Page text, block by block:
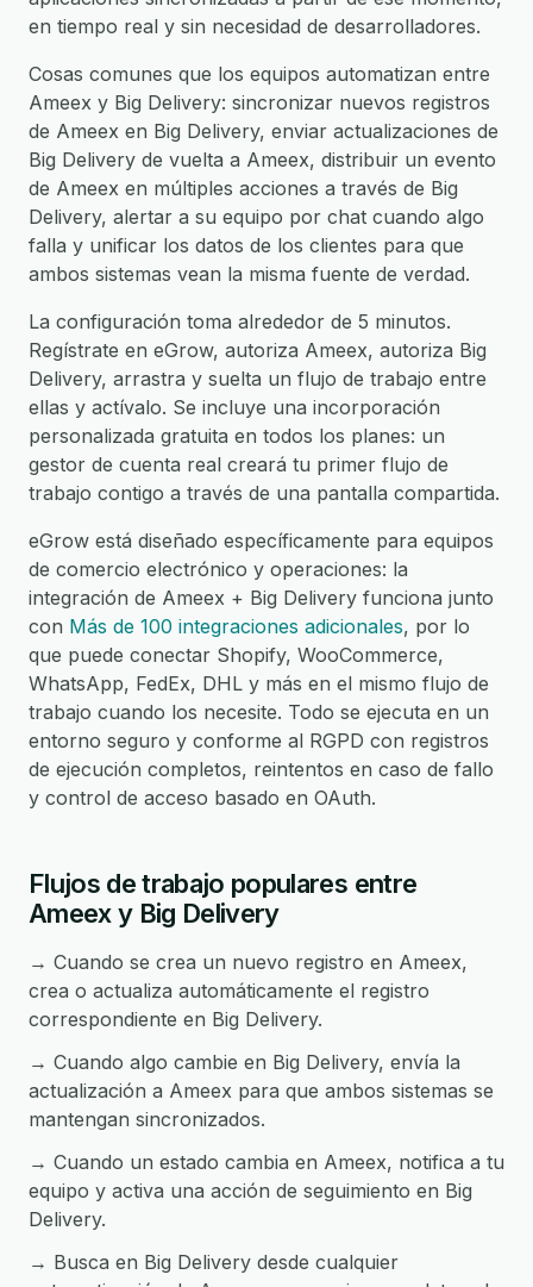
en tiempo real y sin necesidad de desarrolladores.
Cosas comunes que los equipos automatizan entre
Ameex y Big Delivery: sincronizar nuevos registros
de Ameex en Big Delivery, enviar actualizaciones de
Big Delivery de vuelta a Ameex, distribuir un evento
de Ameex en múltiples acciones a través de Big
Delivery, alertar a su equipo por chat cuando algo
falla y unificar los datos de los clientes para que
ambos sistemas vean la misma fuente de verdad.
La configuración toma alrededor de 5 minutos.
Regístrate en eGrow, autoriza Ameex, autoriza Big
Delivery, arrastra y suelta un flujo de trabajo entre
ellas y actívalo. Se incluye una incorporación
personalizada gratuita en todos los planes: un
gestor de cuenta real creará tu primer flujo de
trabajo contigo a través de una pantalla compartida.
eGrow está diseñado específicamente para equipos
de comercio electrónico y operaciones: la
integración de Ameex + Big Delivery funciona junto
con Más de 100 integraciones adicionales, por lo
que puede conectar Shopify, WooCommerce,
WhatsApp, FedEx, DHL y más en el mismo flujo de
trabajo cuando los necesite. Todo se ejecuta en un
entorno seguro y conforme al RGPD con registros
de ejecución completos, reintentos en caso de fallo
y control de acceso basado en OAuth.
Flujos de trabajo populares entre
Ameex y Big Delivery
→ Cuando se crea un nuevo registro en Ameex,
crea o actualiza automáticamente el registro
correspondiente en Big Delivery.
→ Cuando algo cambie en Big Delivery, envía la
actualización a Ameex para que ambos sistemas se
mantengan sincronizados.
→ Cuando un estado cambia en Ameex, notifica a tu
equipo y activa una acción de seguimiento en Big
Delivery.
→ Busca en Big Delivery desde cualquier